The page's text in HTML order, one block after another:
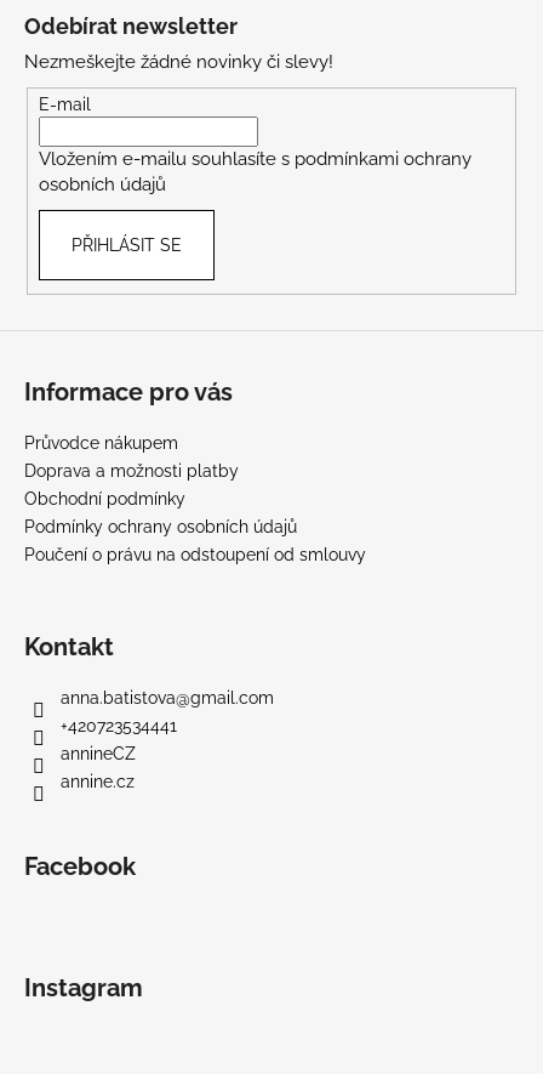
Odebírat newsletter
Nezmeškejte žádné novinky či slevy!
E-mail
Vložením e-mailu souhlasíte s podmínkami ochrany
osobních údajů
PŘIHLÁSIT SE
Informace pro vás
Průvodce nákupem
Doprava a možnosti platby
Obchodní podmínky
Podmínky ochrany osobních údajů
Poučení o právu na odstoupení od smlouvy
Kontakt
anna.batistova@gmail.com
+420723534441
annineCZ
annine.cz
Facebook
Instagram